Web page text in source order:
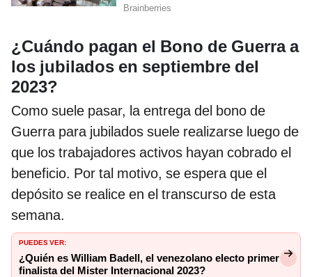
¿Cuándo pagan el Bono de Guerra a
los jubilados en septiembre del
2023?
Como suele pasar, la entrega del bono de
Guerra para jubilados suele realizarse luego de
que los trabajadores activos hayan cobrado el
beneficio. Por tal motivo, se espera que el
depósito se realice en el transcurso de esta
semana.
PUEDES VER:
¿Quién es William Badell, el venezolano electo primer
finalista del Mister Internacional 2023?